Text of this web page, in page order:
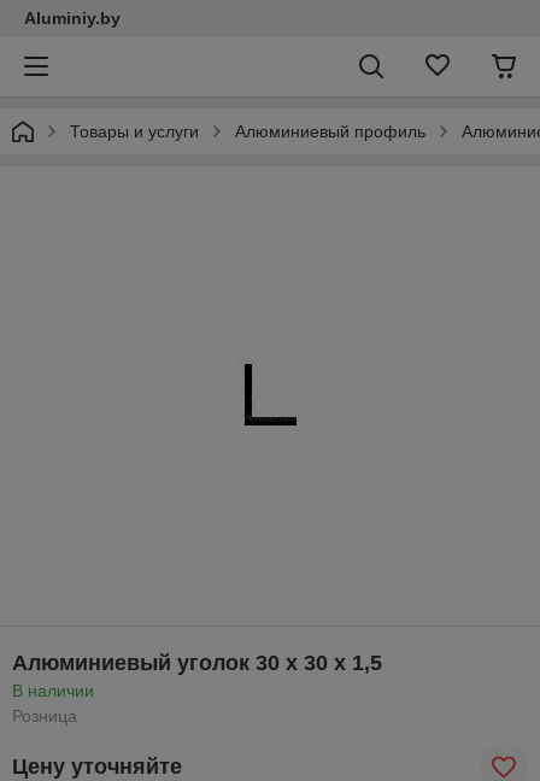
Aluminiy.by
Товары и услуги Алюминиевый профиль
Алюминиевый уголок 30 x 30 x 1,5
В наличии
Розница
Цену уточняйте